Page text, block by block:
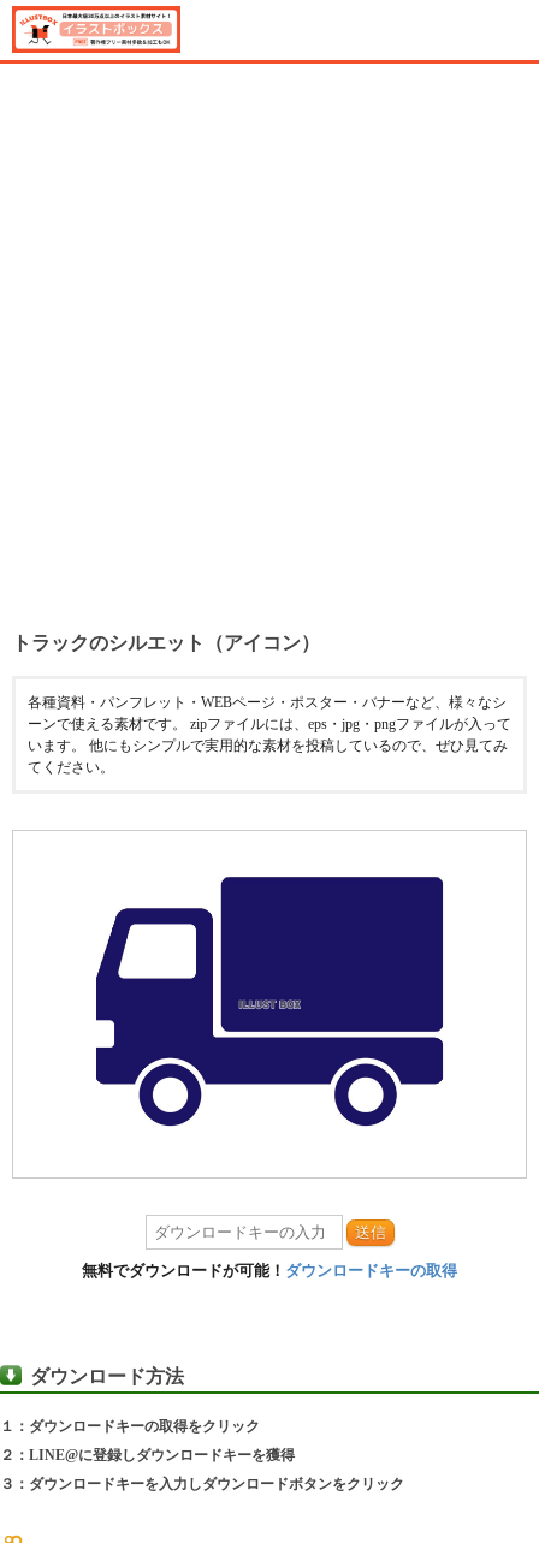
トラックのシルエット（アイコン）
各種資料・パンフレット・WEBページ・ポスター・バナーなど、様々なシ
ーンで使える素材です。 zipファイルには、eps・jpg・pngファイルが入って
います。 他にもシンプルで実用的な素材を投稿しているので、ぜひ見てみ
てください。
送信
無料でダウンロードが可能！ ダウンロードキーの取得
ダウンロード方法
１：ダウンロードキーの取得をクリック
２：LINE@に登録しダウンロードキーを獲得
３：ダウンロードキーを入力しダウンロードボタンをクリック